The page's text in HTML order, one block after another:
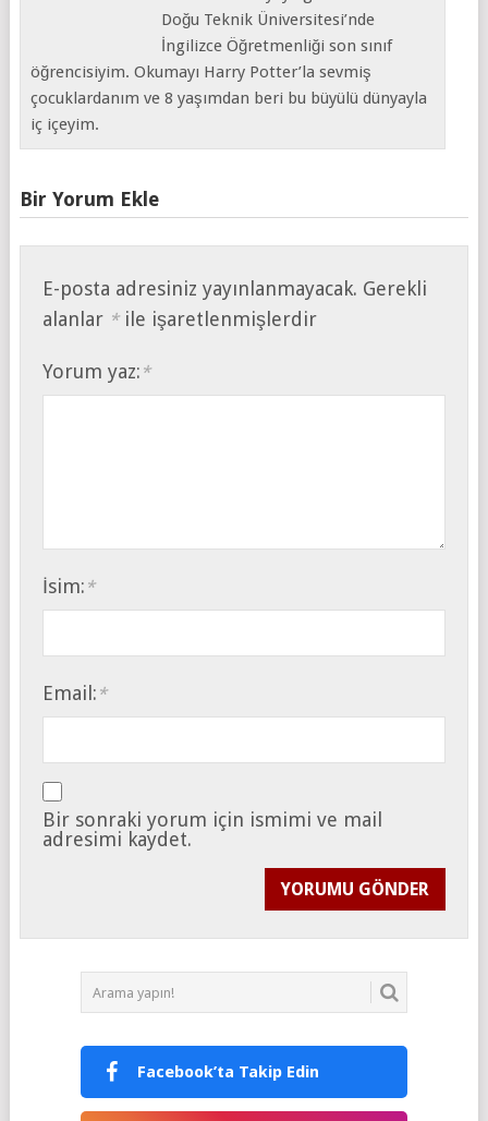
Doğu Teknik Üniversitesi’nde
İngilizce Öğretmenliği son sınıf
öğrencisiyim. Okumayı Harry Potter’la sevmiş
çocuklardanım ve 8 yaşımdan beri bu büyülü dünyayla
iç içeyim.
Bir Yorum Ekle
E-posta adresiniz yayınlanmayacak. Gerekli
alanlar *ile işaretlenmişlerdir
Yorum yaz: *
İsim: *
Email: *
Bir sonraki yorum için ismimi ve mail
adresimi kaydet.
Facebook’ta Takip Edin